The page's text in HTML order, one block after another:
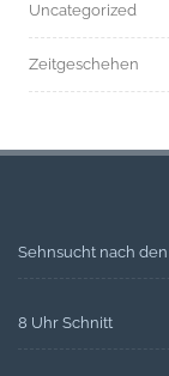
Uncategorized
Zeitgeschehen
Sehnsucht nach
8 Uhr Schnitt